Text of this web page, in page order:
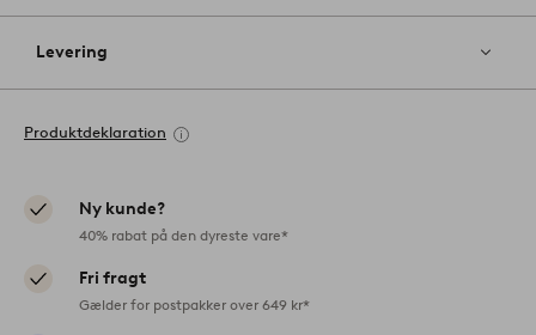
Levering
Produktdeklaration
Ny kunde?
40% rabat på den dyreste vare*
Fri fragt
Gælder for postpakker over 649 kr*